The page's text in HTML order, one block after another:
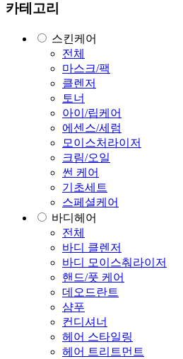
카테고리
스킨케어
전체
마스크/팩
클렌저
토너
아이/립케어
에센스/세럼
모이스처라이저
크림/오일
썬 케어
기초세트
스페셜케어
바디헤어
전체
바디 클렌저
바디 모이스춰라이저
핸드/풋 케어
데오드란트
샴푸
컨디셔너
헤어 스타일링
헤어 트리트먼트